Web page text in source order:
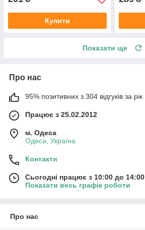
Купити
Показати ще
Про нас
95% позитивних з 304 відгуків за рік
Працює з 25.02.2012
м. Одеса
Одеса, Україна
Контакти
Сьогодні працює з 10:00 до 14:00
Показати весь графік роботи
Про нас